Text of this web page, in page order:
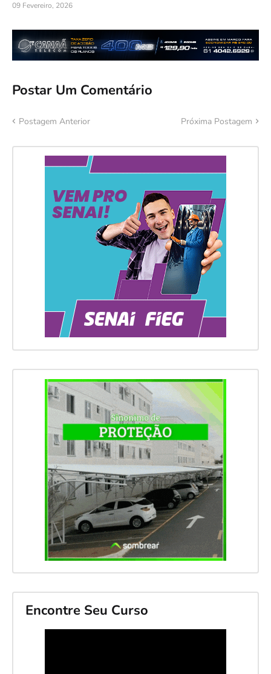
09 Fevereiro, 2026
Postar Um Comentário
Postagem Anterior Próxima Postagem
Encontre Seu Curso